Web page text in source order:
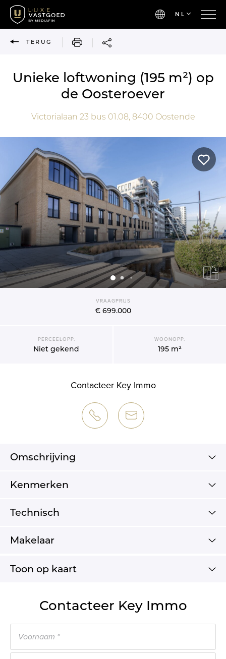
NL
TERUG AFDRUKKEN
Unieke loftwoning (195 m²) op
de Oosteroever
Victorialaan 23 bus 01.08, 8400 Oostende
VRAAGPRIJS
€ 699.000
PERCEELOPP.
Niet gekend
WOONOPP.
195 m²
Contacteer Key Immo
Omschrijving
Kenmerken
Technisch
Makelaar
Toon op kaart
Contacteer Key Immo